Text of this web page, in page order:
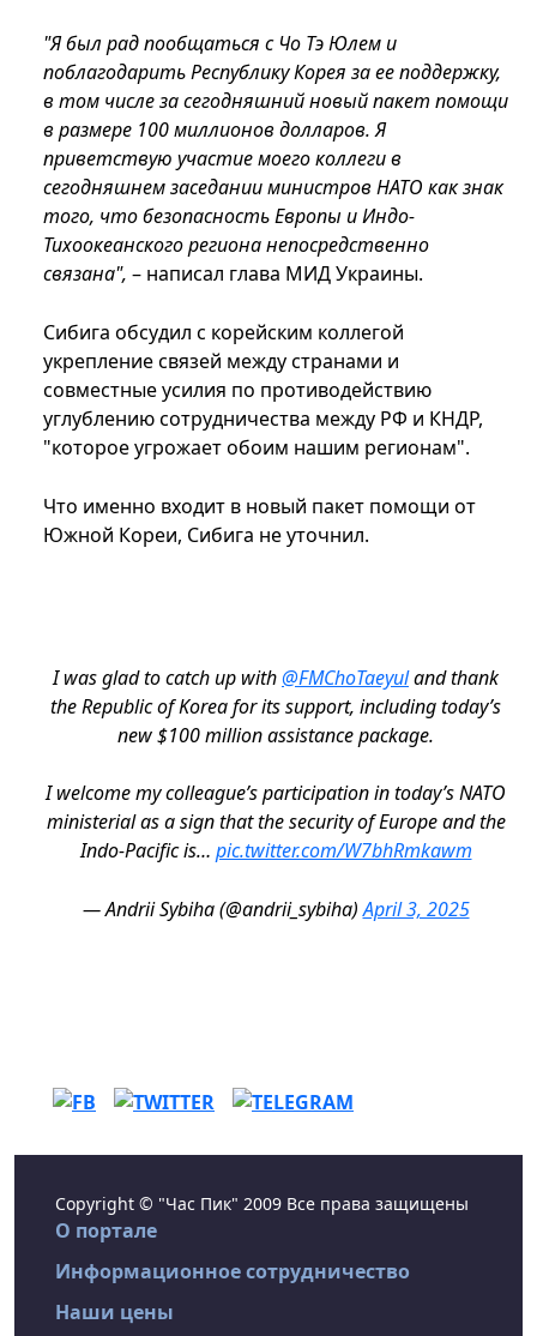
"Я был рад пообщаться с Чо Тэ Юлем и
поблагодарить Республику Корея за ее поддержку,
в том числе за сегодняшний новый пакет помощи
в размере 100 миллионов долларов. Я
приветствую участие моего коллеги в
сегодняшнем заседании министров НАТО как знак
того, что безопасность Европы и Индо-
Тихоокеанского региона непосредственно
связана", – написал глава МИД Украины.
Сибига обсудил с корейским коллегой
укрепление связей между странами и
совместные усилия по противодействию
углублению сотрудничества между РФ и КНДР,
"которое угрожает обоим нашим регионам".
Что именно входит в новый пакет помощи от
Южной Кореи, Сибига не уточнил.
I was glad to catch up with@FMChoTaeyuland thank
the Republic of Korea for its support, including today’s
new $100 million assistance package.
I welcome my colleague’s participation in today’s NATO
ministerial as a sign that the security of Europe and the
Indo-Pacific is… pic.twitter.com/W7bhRmkawm
— Andrii Sybiha (@andrii_sybiha)April 3, 2025
Copyright © "Час Пик" 2009 Все права защищены
О портале
Информационное сотрудничество
Наши цены